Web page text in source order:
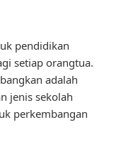
pendidikan
setiap orangtua.
adalah
jenis sekolah
perkembangan